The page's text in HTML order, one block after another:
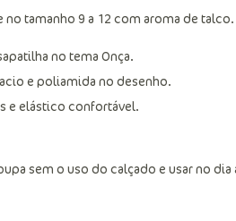
tamanho 9 a 12 com aroma de talco.
no tema Onça.
e poliamida no desenho.
e elástico confortável.
sem o uso do calçado e usar no dia